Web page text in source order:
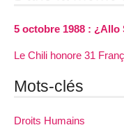
5 octobre 1988 : ¿Allo
Le Chili honore 31
Mots-clés
Droits Humains